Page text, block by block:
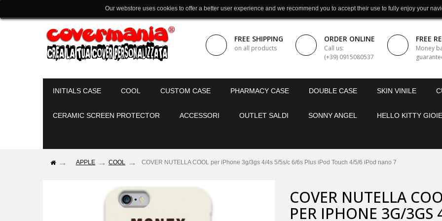
FREE SHIPPING
on all products
ORDER ONLINE
Call us:
(+39) 0915080537
FREE
Money
INITIALS CASE COOL CUSTOM CASE PHARMACY CASE DOUBLE CASE SKIN VINILE
CERAMIC SCREEN PROTECTOR ACCESSORI OUTLET SALDI SONNY ANGEL HELLO KITTY
Our webstore uses cookies to offer a better user experience and we recommend you to accept their use to fully enjoy your
APPLE COOL COVER NUTELLA COOL per iPhone 3g/3gs 4/4s 5/5s/c 6/6s Plus iPod Touch 4/5/6 iPod nano 7
COVER NUTELLA
PER IPHONE 3G/3GS